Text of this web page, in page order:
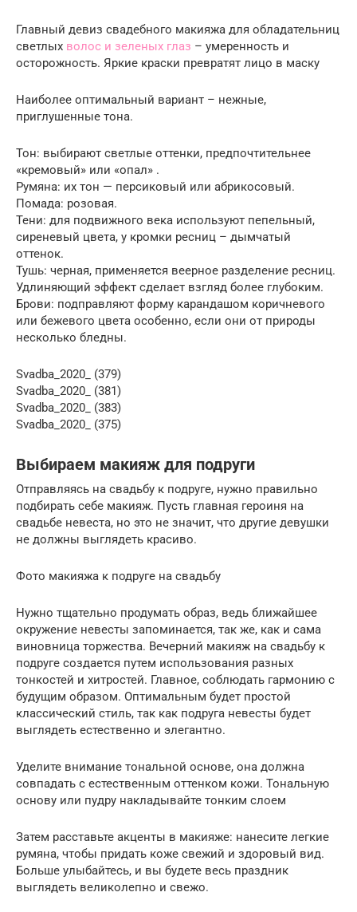
Главный девиз свадебного макияжа для обладательниц
светлых волос и зеленых глаз – умеренность и
осторожность. Яркие краски превратят лицо в маску
Наиболее оптимальный вариант – нежные,
приглушенные тона.
Тон: выбирают светлые оттенки, предпочтительнее
«кремовый» или «опал» .
Румяна: их тон — персиковый или абрикосовый.
Помада: розовая.
Тени: для подвижного века используют пепельный,
сиреневый цвета, у кромки ресниц – дымчатый
оттенок.
Тушь: черная, применяется веерное разделение ресниц.
Удлиняющий эффект сделает взгляд более глубоким.
Брови: подправляют форму карандашом коричневого
или бежевого цвета особенно, если они от природы
несколько бледны.
Svadba_2020_ (379)
Svadba_2020_ (381)
Svadba_2020_ (383)
Svadba_2020_ (375)
Выбираем макияж для подруги
Отправляясь на свадьбу к подруге, нужно правильно
подбирать себе макияж. Пусть главная героиня на
свадьбе невеста, но это не значит, что другие девушки
не должны выглядеть красиво.
Фото макияжа к подруге на свадьбу
Нужно тщательно продумать образ, ведь ближайшее
окружение невесты запоминается, так же, как и сама
виновница торжества. Вечерний макияж на свадьбу к
подруге создается путем использования разных
тонкостей и хитростей. Главное, соблюдать гармонию с
будущим образом. Оптимальным будет простой
классический стиль, так как подруга невесты будет
выглядеть естественно и элегантно.
Уделите внимание тональной основе, она должна
совпадать с естественным оттенком кожи. Тональную
основу или пудру накладывайте тонким слоем
Затем расставьте акценты в макияже: нанесите легкие
румяна, чтобы придать коже свежий и здоровый вид.
Больше улыбайтесь, и вы будете весь праздник
выглядеть великолепно и свежо.